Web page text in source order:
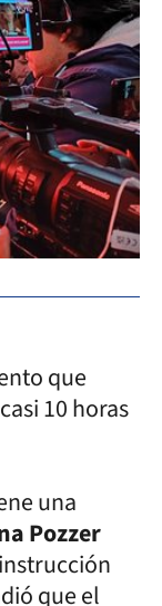
que
10 horas
una
Pozzer
que el